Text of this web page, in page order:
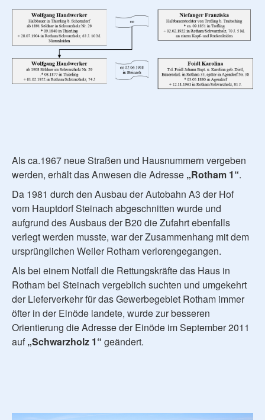
Als ca.1967 neue Straßen und Hausnummern vergeben
werden, erhält das Anwesen die Adresse „Rotham 1“.
Da 1981 durch den Ausbau der Autobahn A3 der Hof
vom Hauptdorf Steinach abgeschnitten wurde und
aufgrund des Ausbaus der B20 die Zufahrt ebenfalls
verlegt werden musste, war der Zusammenhang mit dem
ursprünglichen Weiler Rotham verlorengegangen.
Als bei einem Notfall die Rettungskräfte das Haus in
Rotham bei Steinach vergeblich suchten und umgekehrt
der Lieferverkehr für das Gewerbegebiet Rotham immer
öfter in der Einöde landete, wurde zur besseren
Orientierung die Adresse der Einöde im September 2011
auf„Schwarzholz 1“ geändert.